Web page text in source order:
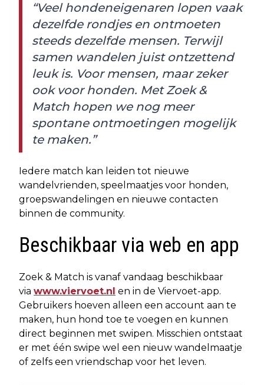
“Veel hondeneigenaren lopen vaak
dezelfde rondjes en ontmoeten
steeds dezelfde mensen. Terwijl
samen wandelen juist ontzettend
leuk is. Voor mensen, maar zeker
ook voor honden. Met Zoek &
Match hopen we nog meer
spontane ontmoetingen mogelijk
te maken.”
Iedere match kan leiden tot nieuwe
wandelvrienden, speelmaatjes voor honden,
groepswandelingen en nieuwe contacten
binnen de community.
Beschikbaar via web en app
Zoek & Match is vanaf vandaag beschikbaar
via www.viervoet.nl en in de Viervoet-app.
Gebruikers hoeven alleen een account aan te
maken, hun hond toe te voegen en kunnen
direct beginnen met swipen. Misschien ontstaat
er met één swipe wel een nieuw wandelmaatje
of zelfs een vriendschap voor het leven.